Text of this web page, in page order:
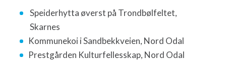
Speiderhytta øverst på Trondbølfeltet,
Skarnes
Kommunekoi i Sandbekkveien, Nord Odal
Prestgården Kulturfellesskap, Nord Odal